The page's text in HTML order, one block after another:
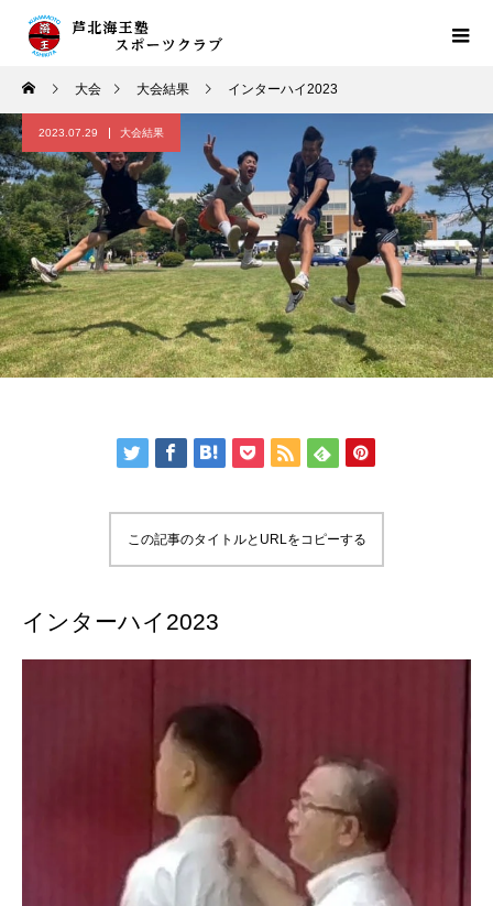
大会 大会結果 インターハイ2023
2023.07.29 大会結果
この記事のタイトルとURLをコピーする
インターハイ2023